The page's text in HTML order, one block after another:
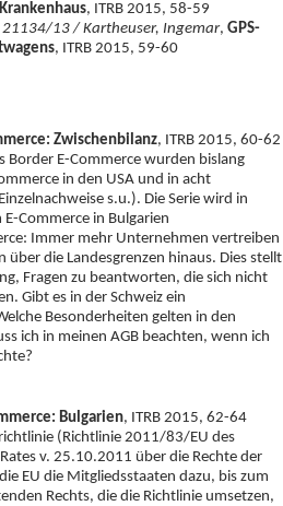
, ITRB 2015, 58-59
13 / Kartheuser, Ingemar, GPS-
, ITRB 2015, 59-60
Zwischenbilanz, ITRB 2015, 60-62
Border E-Commerce wurden bislang
in den USA und in acht
s.u.). Die Serie wird in
Commerce in Bulgarien
Immer mehr Unternehmen vertreiben
die Landesgrenzen hinaus. Dies stellt
Fragen zu beantworten, die sich nicht
Gibt es in der Schweiz ein
Besonderheiten gelten in den
ich in meinen AGB beachten, wenn ich
Bulgarien, ITRB 2015, 62-64
(Richtlinie 2011/83/EU des
v. 25.10.2011 über die Rechte der
EU die Mitgliedsstaaten dazu, bis zum
Rechts, die die Richtlinie umsetzen,